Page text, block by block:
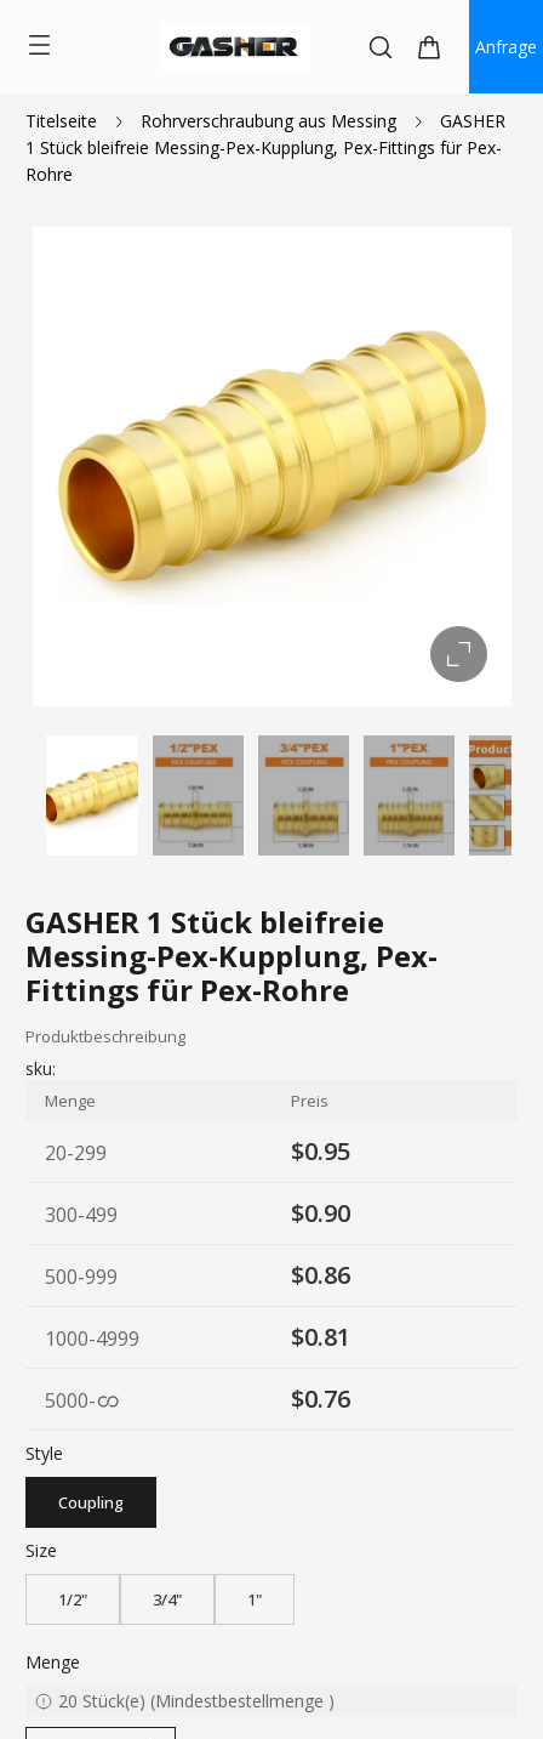
Anfrage
Titelseite Rohrverschraubung aus Messing
GASHER
1 Stück bleifreie Messing-Pex-Kupplung, Pex-Fittings für Pex-
Rohre
GASHER 1 Stück bleifreie
Messing-Pex-Kupplung, Pex-
Fittings für Pex-Rohre
$0.76~$2.40
Produktbeschreibung
sku:
Menge Preis
20-299 $0.95
300-499 $0.90
500-999 $0.86
1000-4999 $0.81
5000- $0.76
Style
Coupling
Size
1/2" 3/4" 1"
Menge
20 Stück(e) (Mindestbestellmenge )